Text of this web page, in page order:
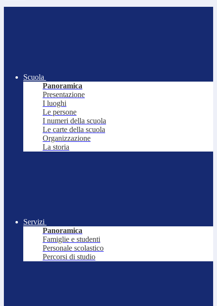
Scuola
Panoramica
Presentazione
I luoghi
Le persone
I numeri della scuola
Le carte della scuola
Organizzazione
La storia
Servizi
Panoramica
Famiglie e studenti
Personale scolastico
Percorsi di studio